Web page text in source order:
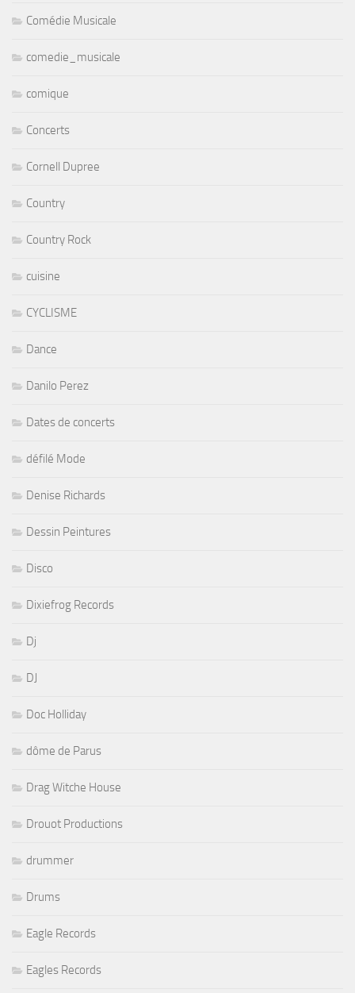
Comédie Musicale
comedie_musicale
comique
Concerts
Cornell Dupree
Country
Country Rock
cuisine
CYCLISME
Dance
Danilo Perez
Dates de concerts
défilé Mode
Denise Richards
Dessin Peintures
Disco
Dixiefrog Records
Dj
DJ
Doc Holliday
dôme de Parus
Drag Witche House
Drouot Productions
drummer
Drums
Eagle Records
Eagles Records